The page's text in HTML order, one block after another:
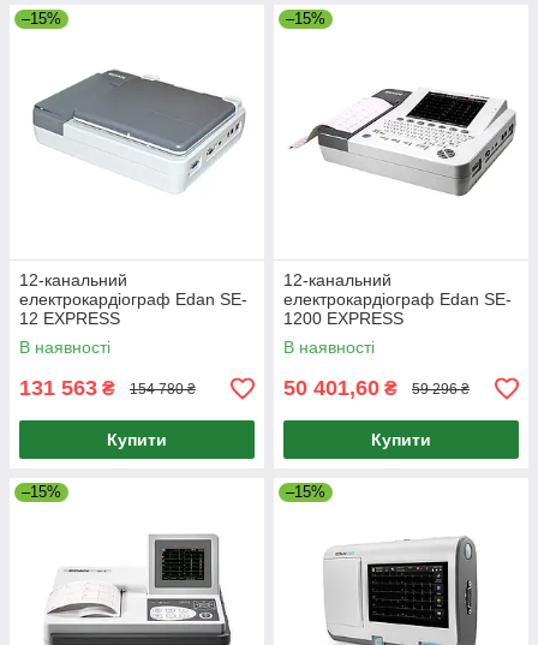
–15%
12-канальний
електрокардіограф Edan SE-
12 EXPRESS
В наявності
131 563 ₴ 154 780 ₴
Купити
–15%
12-канальний
електрокардіограф Edan SE-
1200 EXPRESS
В наявності
50 401,60 ₴ 59 296 ₴
Купити
–15% –15%